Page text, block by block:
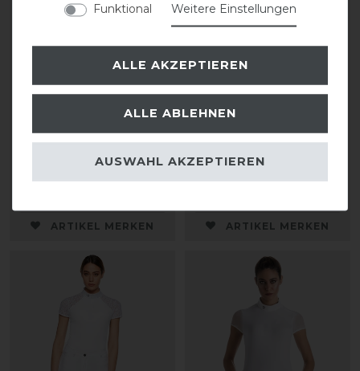
EGO7 Florentine MC
kurzarm Turniershirt
ARTIKEL MERKEN
EGO7 Rita MC kurzarm
Turniershirt Damen
ARTIKEL MERKEN
Funktional
Weitere Einstellungen
ALLE AKZEPTIEREN
ALLE ABLEHNEN
AUSWAHL AKZEPTIEREN